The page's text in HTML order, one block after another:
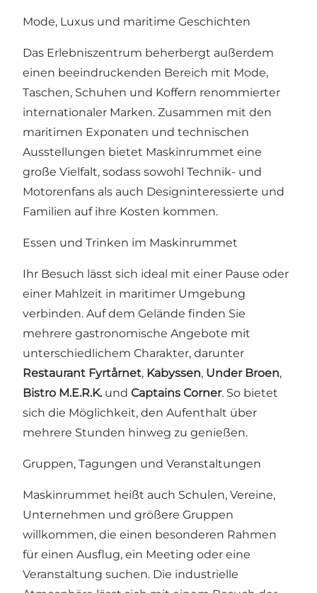
Mode, Luxus und maritime Geschichten
Das Erlebniszentrum beherbergt außerdem
einen beeindruckenden Bereich mit Mode,
Taschen, Schuhen und Koffern renommierter
internationaler Marken. Zusammen mit den
maritimen Exponaten und technischen
Ausstellungen bietet Maskinrummet eine
große Vielfalt, sodass sowohl Technik- und
Motorenfans als auch Designinteressierte und
Familien auf ihre Kosten kommen.
Essen und Trinken im Maskinrummet
Ihr Besuch lässt sich ideal mit einer Pause oder
einer Mahlzeit in maritimer Umgebung
verbinden. Auf dem Gelände finden Sie
mehrere gastronomische Angebote mit
unterschiedlichem Charakter, darunter
Restaurant Fyrtårnet, Kabyssen, Under Broen,
Bistro M.E.R.K. und Captains Corner. So bietet
sich die Möglichkeit, den Aufenthalt über
mehrere Stunden hinweg zu genießen.
Gruppen, Tagungen und Veranstaltungen
Maskinrummet heißt auch Schulen, Vereine,
Unternehmen und größere Gruppen
willkommen, die einen besonderen Rahmen
für einen Ausflug, ein Meeting oder eine
Veranstaltung suchen. Die industrielle